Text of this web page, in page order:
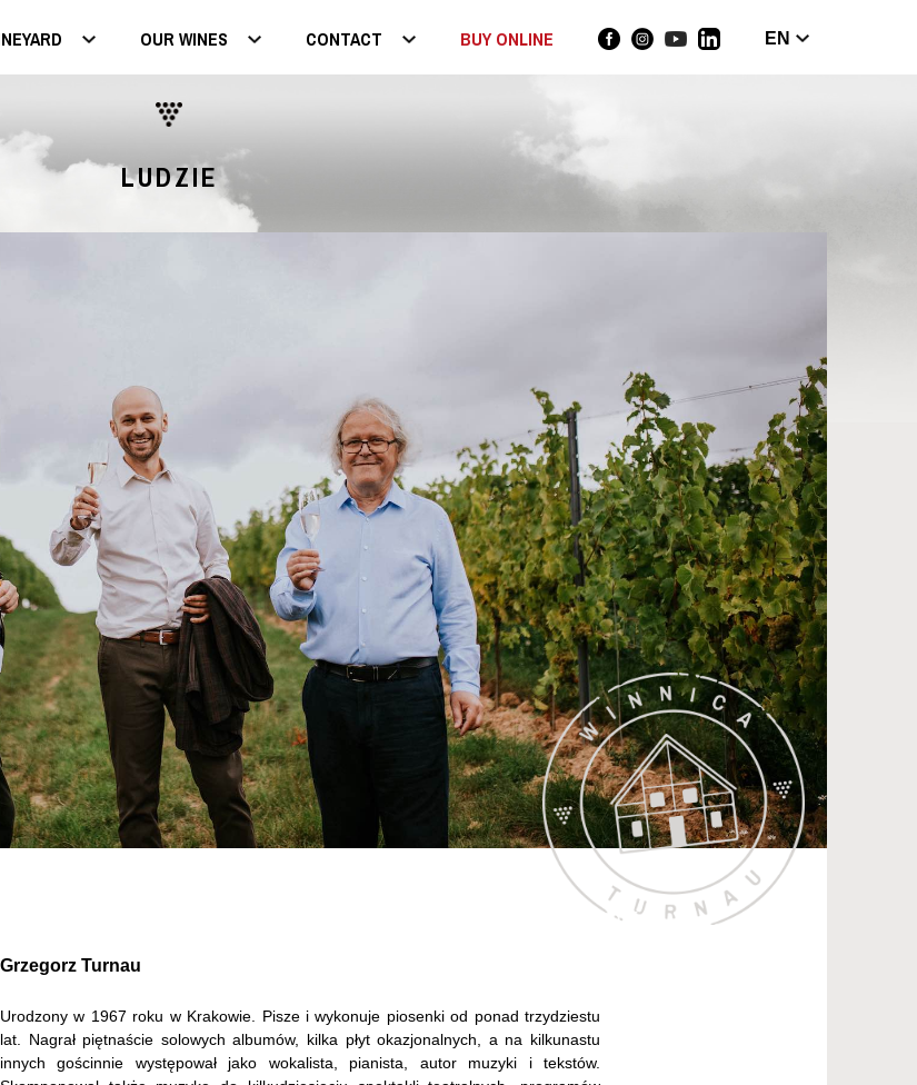
OUR WINES CONTACT BUY ONLINE EN
LUDZIE
Grzegorz Turnau
Urodzony w 1967 roku w Krakowie. Pisze i wykonuje piosenki od ponad trzydziestu
lat. Nagrał piętnaście solowych albumów, kilka płyt okazjonalnych, a na kilkunastu
innych gościnnie występował jako wokalista, pianista, autor muzyki i tekstów.